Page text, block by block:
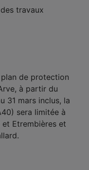
travaux
de protection
à partir du
31 mars inclus, la
sera limitée à
et Etrembières et